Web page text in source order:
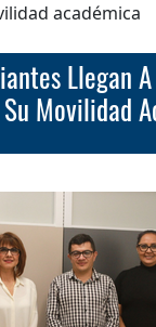
académica
Movilidad